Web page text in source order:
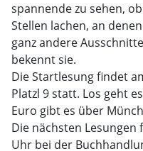
spannende zu sehen,
Stellen lachen, an
ganz andere
bekennt sie.
Die Startlesung findet
Platzl 9 statt. Los geht
Euro gibt es über
Die nächsten Lesungen
Uhr bei der